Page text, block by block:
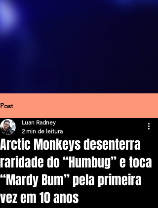
Post
Arctic Monkeys desenterra
raridade do “Humbug” e toca
“Mardy Bum” pela primeira
vez em 10 anos
Luan Radney
2 min de leitura